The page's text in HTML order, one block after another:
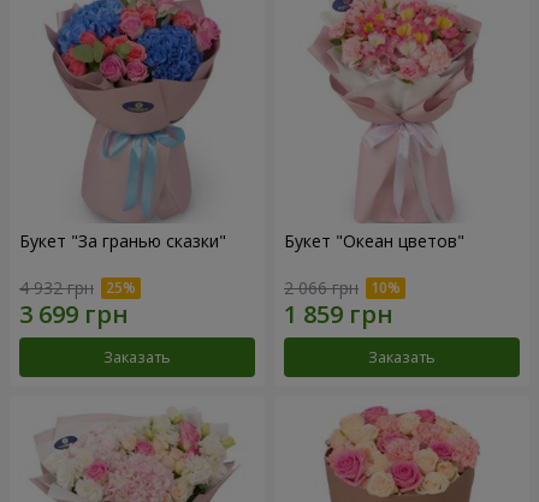
Букет "За гранью сказки"
4 932 грн
Заказать
Букет "Океан цветов"
2 066 грн
Заказать